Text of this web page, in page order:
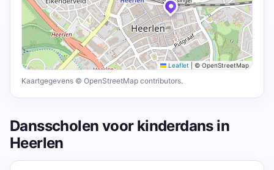
Leaflet © OpenStreetMap
Kaartgegevens © OpenStreetMap contributors.
Dansscholen voor kinderdans in
Heerlen